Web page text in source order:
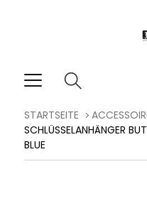
STARTSEITE
SCHLÜSSELANHÄNGER
BLUE